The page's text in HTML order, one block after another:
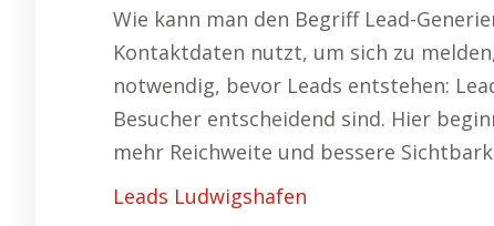
Wie kann man den Begriff Lead-
Kontaktdaten nutzt, um sich zu
notwendig, bevor Leads entstehen:
Besucher entscheidend sind. Hier
mehr Reichweite und bessere
Leads Ludwigshafen